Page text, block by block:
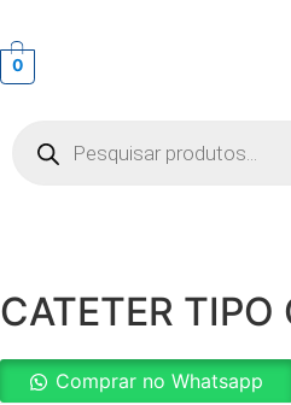
0
produtos
CATETER
Comprar no Whatsapp